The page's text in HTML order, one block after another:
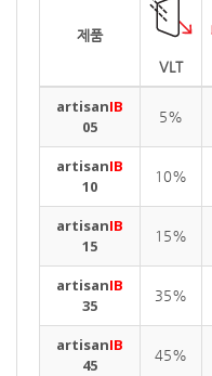
제품
VLT
artisanIB
05
5%
artisanIB
10
10%
artisanIB
15
15%
artisanIB
35
35%
artisanIB
45
45%